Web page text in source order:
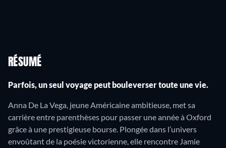
RÉSUMÉ
Parfois, un seul voyage peut bouleverser toute une vie.
Anna De La Vega, jeune Américaine ambitieuse, met sa
carrière entre parenthèses pour passer une année à Oxford
grâce à une prestigieuse bourse. Plongée dans l’univers
envoûtant de la poésie victorienne, elle rencontre Jamie